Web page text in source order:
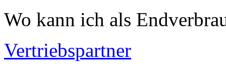
Wo kann ich als
Vertriebspartner